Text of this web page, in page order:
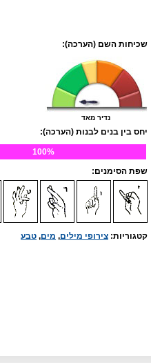
שכיחות השם (הערכה):
נדיר מאד
יחס בין בנים לבנות (הערכה):
100%
שפת הסימנים:
קטגוריות: צירופי מילים, מים, טבע